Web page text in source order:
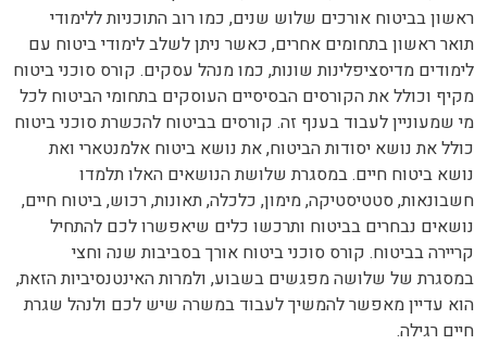
ראשון בביטוח אורכים שלוש שנים, כמו רוב התוכניות ללימודי
תואר ראשון בתחומים אחרים, כאשר ניתן לשלב לימודי ביטוח עם
לימודים מדיסציפלינות שונות, כמו מנהל עסקים. קורס סוכני ביטוח
מקיף וכולל את הקורסים הבסיסיים העוסקים בתחומי הביטוח לכל
מי שמעוניין לעבוד בענף זה. קורסים בביטוח להכשרת סוכני ביטוח
כולל את נושא יסודות הביטוח, את נושא ביטוח אלמנטארי ואת
נושא ביטוח חיים. במסגרת שלושת הנושאים האלו תלמדו
חשבונאות, סטטיסטיקה, מימון, כלכלה, תאונות, רכוש, ביטוח חיים,
נושאים נבחרים בביטוח ותרכשו כלים שיאפשרו לכם להתחיל
קריירה בביטוח. קורס סוכני ביטוח אורך בסביבות שנה וחצי
במסגרת של שלושה מפגשים בשבוע, ולמרות האינטנסיביות הזאת,
הוא עדיין מאפשר להמשיך לעבוד במשרה שיש לכם ולנהל שגרת
חיים רגילה.